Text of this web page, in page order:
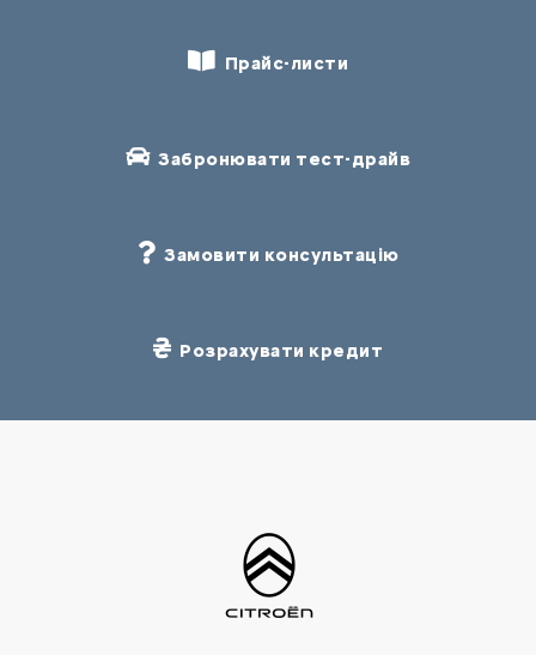
Прайс-листи
Забронювати тест-драйв
Замовити консультацію
Розрахувати кредит